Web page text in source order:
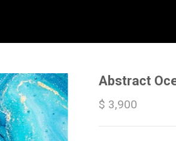
Abstract
$ 3,900